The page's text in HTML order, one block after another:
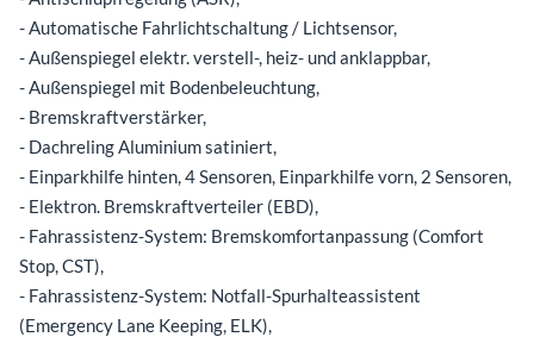
- Automatische Fahrlichtschaltung / Lichtsensor,
- Außenspiegel elektr. verstell-, heiz- und anklappbar,
- Außenspiegel mit Bodenbeleuchtung,
- Bremskraftverstärker,
- Dachreling Aluminium satiniert,
- Einparkhilfe hinten, 4 Sensoren, Einparkhilfe vorn, 2 Sensoren,
- Elektron. Bremskraftverteiler (EBD),
- Fahrassistenz-System: Bremskomfortanpassung (Comfort
Stop, CST),
- Fahrassistenz-System: Notfall-Spurhalteassistent
(Emergency Lane Keeping, ELK),